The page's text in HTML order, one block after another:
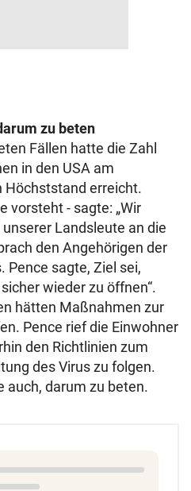
zu beten
Fällen hatte die Zahl
in den USA am
Höchststand erreicht.
vorsteht - sagte: „Wir
Landsleute an die
den Angehörigen der
Pence sagte, Ziel sei,
wieder zu öffnen“.
hätten Maßnahmen zur
Pence rief die Einwohner
den Richtlinien zum
des Virus zu folgen.
auch, darum zu beten.